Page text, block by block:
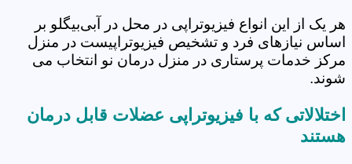
هر یک از این انواع فیزیوتراپی در محل در آبی‌بیگلو بر
اساس نیازهای فرد و تشخیص فیزیوتراپیست در منزل
مرکز خدمات پرستاری در منزل درمان نو انتخاب می
شوند.
اختلالاتی که با فیزیوتراپی عضلات قابل درمان
هستند